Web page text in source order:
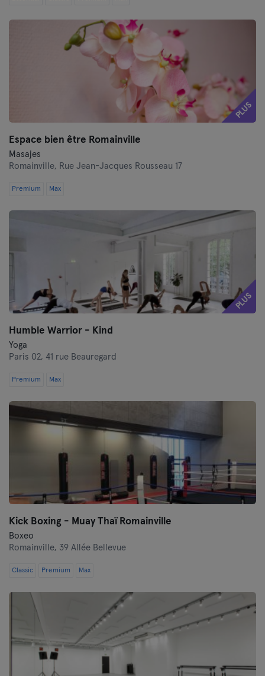
PLUS
Espace bien être Romainville
Masajes
Romainville, Rue Jean-Jacques Rousseau 17
Premium Max
PLUS
Humble Warrior - Kind
Yoga
Paris 02, 41 rue Beauregard
Premium Max
Kick Boxing - Muay Thaï Romainville
Boxeo
Romainville, 39 Allée Bellevue
Classic Premium Max